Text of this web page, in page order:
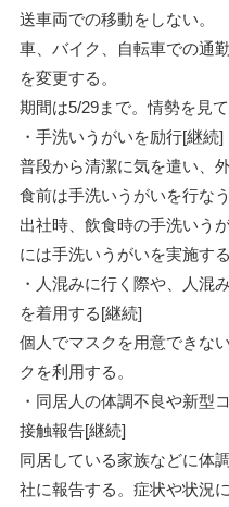
送車両での移動をしない。
車、バイク、自転車での通
を変更する。
期間は5/29まで。情勢を見
・手洗いうがいを励行[継続]
普段から清潔に気を遣い、
食前は手洗いうがいを行なう
出社時、飲食時の手洗いう
には手洗いうがいを実施する
・人混みに行く際や、人混
を着用する[継続]
個人でマスクを用意できな
クを利用する。
・同居人の体調不良や新型
接触報告[継続]
同居している家族などに体
社に報告する。症状や状況